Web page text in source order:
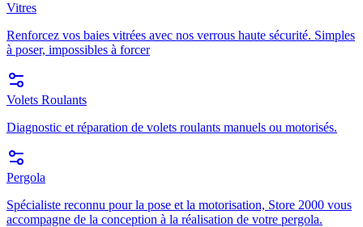
Vitres
Renforcez vos baies vitrées avec nos verrous haute sécurité. Simples
à poser, impossibles à forcer
Volets Roulants
Diagnostic et réparation de volets roulants manuels ou motorisés.
Pergola
Spécialiste reconnu pour la pose et la motorisation, Store 2000 vous
accompagne de la conception à la réalisation de votre pergola.